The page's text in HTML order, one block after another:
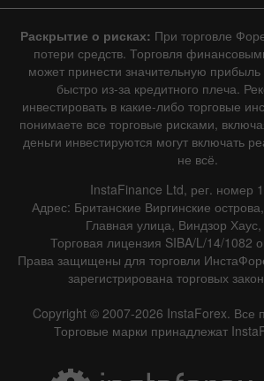
Раскрытие о рисках: При торговле
потери средств. Торговля
может принести значительную
быстро из-за кредитного плеча.
инвестировать в какие-либо торговые
понимаете все торговые рисками,
деньги инвестируются могут включать
не всё.
InstaFinance Ltd, рег. номер
Адрес: Британские Виргинские
Главная улица, Виндзор
Торговая лицензия SIBA/L/14/1082
Права защищены для торговли
зарегистрирована торговых
Copyright © 2007-2026 InstaForex. Все
Торговые марки принадлежат